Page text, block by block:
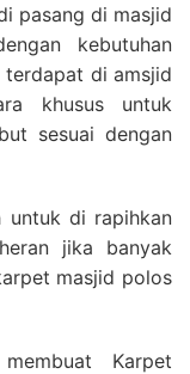
pasang di masjid
kebutuhan
di amsjid
khusus untuk
sesuai dengan
untuk di rapihkan
jika banyak
masjid polos
Karpet